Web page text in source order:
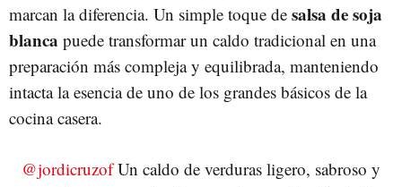
marcan la diferencia. Un simple toque de salsa de soja
blanca puede transformar un caldo tradicional en una
preparación más compleja y equilibrada, manteniendo
intacta la esencia de uno de los grandes básicos de la
cocina casera.
@jordicruzofUn caldo de verduras ligero, sabroso y